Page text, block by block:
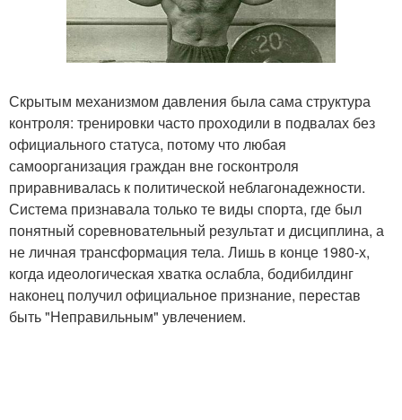
Скрытым механизмом давления была сама структура
контроля: тренировки часто проходили в подвалах без
официального статуса, потому что любая
самоорганизация граждан вне госконтроля
приравнивалась к политической неблагонадежности.
Система признавала только те виды спорта, где был
понятный соревновательный результат и дисциплина, а
не личная трансформация тела. Лишь в конце 1980-х,
когда идеологическая хватка ослабла, бодибилдинг
наконец получил официальное признание, перестав
быть "Неправильным" увлечением.